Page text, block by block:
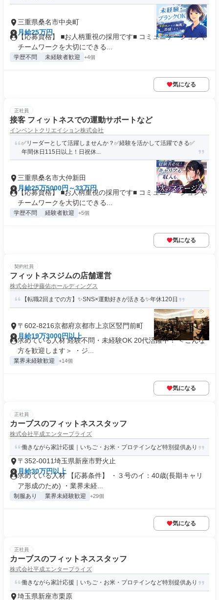
三重県桑名市中央町
月給25万円
【応募資格】 ■お人柄重視の採用です■ コミュニケーションや
チームワークを大切にできる...
学歴不問 未経験者歓迎 +4個
気になる
正社員
接客 フィットネスでの運動サポートなど
インベントクリエイション株式会社
✅️リーダーとして活躍しませんか？✅経験を活かして活躍できる✅
年間休日115日以上！日祝休...
三重県桑名市大仲新田
月給25万5000円～33万円
【応募資格】 ■お人柄重視の採用です■ コミュニケーションや
チームワークを大切にできる...
学歴不問 経験者歓迎 +5個
気になる
契約社員
フィットネスジムの店舗運営
株式会社伊藤佑ホールディングス
【転職2回までの方】✨SNS×運動好きが活きる✨年休120日
〒602-8216京都府京都市上京区竪門前町
月給19万3000円以上
求めている人材 経験不問・未経験OK 20代活躍中！ ＜こんな
方を歓迎します＞ ・ジ...
業界未経験歓迎 +14個
気になる
正社員
カーブスのフィットネススタッフ
株式会社平成エンタープライズ
働きながら家計応援｜いちご・お米・プロテインなど特別提供あり
〒352-0011埼玉県新座市野火止
月給30万円以上
求めている人材 【応募条件】 ・３号のイ：40歳(長期キャリ
ア形成のため) ・業界未経...
制服あり 業界未経験歓迎 +29個
気になる
正社員
カーブスのフィットネススタッフ
株式会社平成エンタープライズ
働きながら家計応援｜いちご・お米・プロテインなど特別提供あり
埼玉県新座市栗原